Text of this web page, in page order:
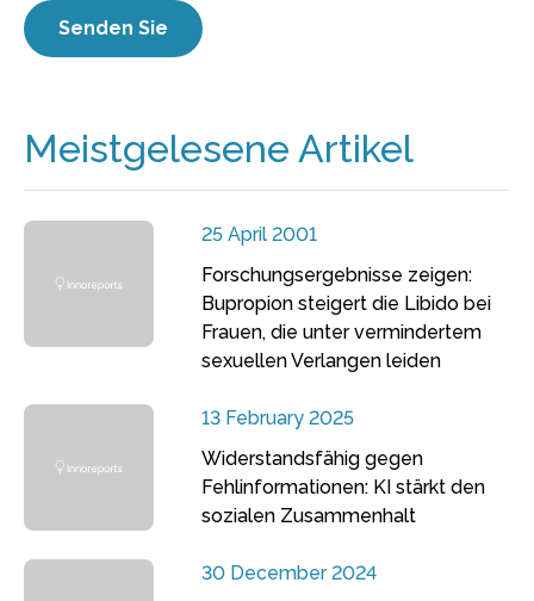
Meistgelesene Artikel
25 April 2001
Forschungsergebnisse zeigen:
Bupropion steigert die Libido bei
Frauen, die unter vermindertem
sexuellen Verlangen leiden
13 February 2025
Widerstandsfähig gegen
Fehlinformationen: KI stärkt den
sozialen Zusammenhalt
30 December 2024